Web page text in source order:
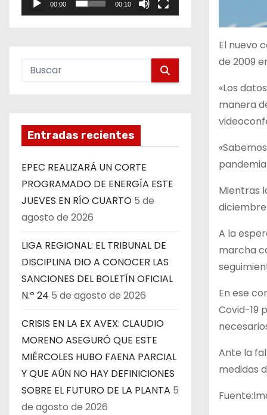
00:00 00:10
Entradas recientes
EPEC REALIZARÁ UN CORTE
PROGRAMADO DE ENERGÍA ESTE
JUEVES EN RÍO CUARTO 5 de
agosto de 2026
LIGA REGIONAL: EL TRIBUNAL DE
DISCIPLINA DIO A CONOCER LAS
SANCIONES DEL BOLETÍN OFICIAL
N.º 24 5 de agosto de 2026
CRISIS EN LA EX AVEX: CLAUDIO
MORENO ASEGURÓ QUE ESTE
MIÉRCOLES HUBO FAENA PARCIAL
Y QUE AÚN NO HAY DEFINICIONES
SOBRE EL FUTURO DE LA PLANTA 5
de agosto de 2026
El nuevo
de 2009
«Los
manera
Mientras
diciembre
A la
marcha
En ese
Covid-19
Ante la
medidas